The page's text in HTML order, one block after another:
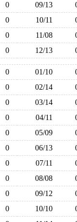
0 09/13
0 10/11
0 11/08
0 12/13
0 01/10
0 02/14
0 03/14
0 04/11
0 05/09
0 06/13
0 07/11
0 08/08
0 09/12
0 10/10